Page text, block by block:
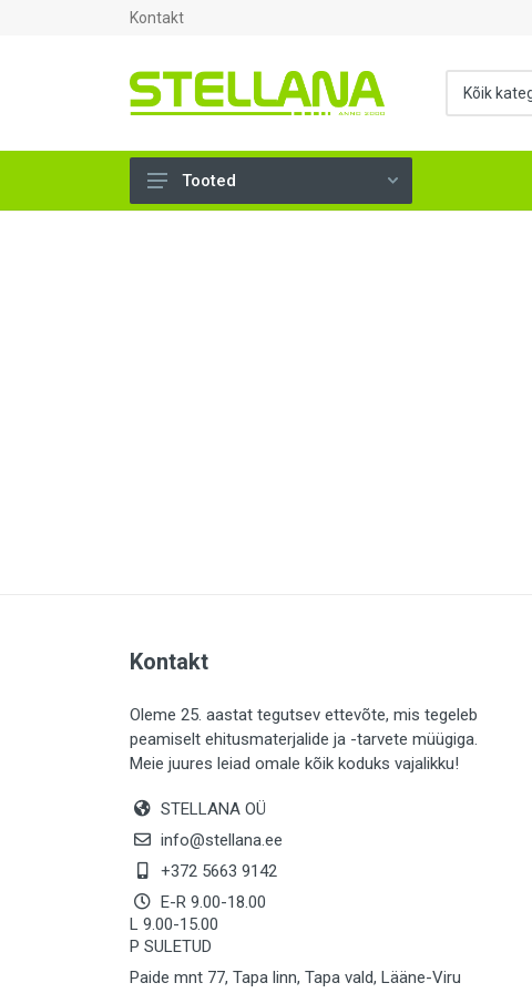
Kontakt
LIISTUD (183)
KIVID (31)
KATTED (133)
MAALRITARBED (1029)
SOOJUSTUS (15)
KEEMIA (222)
TÖÖRIIDED (117)
SAUN (8)
Tooted
Kontakt
Oleme 25. aastat tegutsev ettevõte, mis tegeleb
peamiselt ehitusmaterjalide ja -tarvete müügiga.
Meie juures leiad omale kõik koduks vajalikku!
STELLANA OÜ
info@stellana.ee
+372 5663 9142
E-R 9.00-18.00
L 9.00-15.00
P SULETUD
Paide mnt 77, Tapa linn, Tapa vald, Lääne-Viru